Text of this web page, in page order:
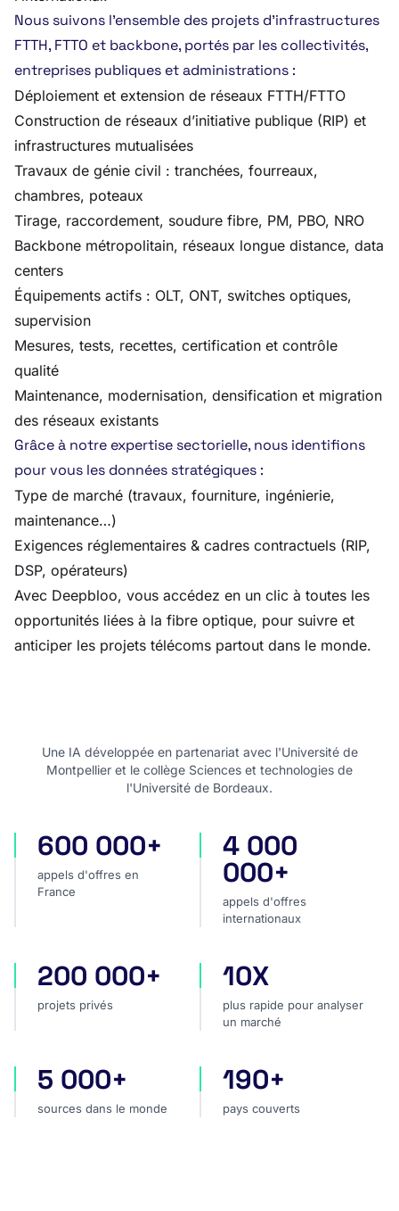
Nous suivons l’ensemble des projets d’infrastructures
FTTH, FTTO et backbone, portés par les collectivités,
entreprises publiques et administrations :
Déploiement et extension de réseaux FTTH/FTTO
Construction de réseaux d’initiative publique (RIP) et
infrastructures mutualisées
Travaux de génie civil : tranchées, fourreaux,
chambres, poteaux
Tirage, raccordement, soudure fibre, PM, PBO, NRO
Backbone métropolitain, réseaux longue distance, data
centers
Équipements actifs : OLT, ONT, switches optiques,
supervision
Mesures, tests, recettes, certification et contrôle
qualité
Maintenance, modernisation, densification et migration
des réseaux existants
Grâce à notre expertise sectorielle, nous identifions
pour vous les données stratégiques :
Type de marché (travaux, fourniture, ingénierie,
maintenance…)
Exigences réglementaires & cadres contractuels (RIP,
DSP, opérateurs)
Avec Deepbloo, vous accédez en un clic à toutes les
opportunités liées à la fibre optique, pour suivre et
anticiper les projets télécoms partout dans le monde.
Une IA développée en partenariat avec l'Université de
Montpellier et le collège Sciences et technologies de
l'Université de Bordeaux.
appels d'offres en France
600 000+
appels d'offres en
France
appels d'offres
4 000
000+
appels d'offres
internationaux
projets privés
200 000+
projets privés
plus rapide pour analyser
10X
plus rapide pour analyser
un marché
sources dans le monde
5 000+
sources dans le monde
pays couverts
190+
pays couverts